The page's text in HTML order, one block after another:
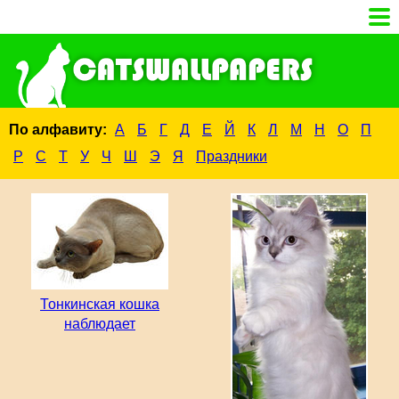
По алфавиту: А Б Г Д Е Й К Л М Н О
П
Р
С Т У Ч Ш Э Я Праздники
Тонкинская кошка
наблюдает